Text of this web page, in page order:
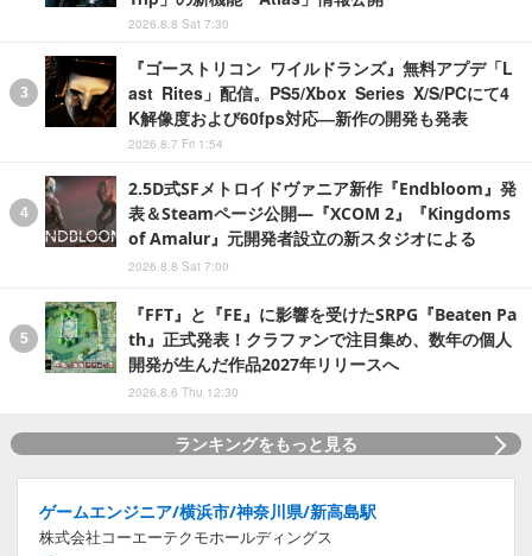
2026.8.8 Sat 7:30
『ゴーストリコン ワイルドランズ』無料アプデ「L
ast Rites」配信。PS5/Xbox Series X/S/PCにて4
K解像度および60fps対応―新作の開発も発表
2026.8.7 Fri 1:54
2.5D式SFメトロイドヴァニア新作『Endbloom』発
表＆Steamページ公開―『XCOM 2』『Kingdoms
of Amalur』元開発者設立の新スタジオによる
2026.8.8 Sat 7:00
『FFT』と『FE』に影響を受けたSRPG『Beaten Pa
th』正式発表！クラファンで注目集め、数年の個人
開発が生んだ作品2027年リリースへ
2026.8.6 Thu 12:30
ランキングをもっと見る
ゲームエンジニア/横浜市/神奈川県/新高島駅
株式会社コーエーテクモホールディングス